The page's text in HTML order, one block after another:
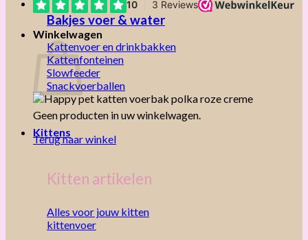
Winkelwagen
Geen producten in uw winkelwagen.
Terug naar winkel
Bakjes voer & water
Kattenvoer en drinkbakken
Kattenfonteinen
Slowfeeder
Snackvoerballen
Kittens
Kitten artikelen
Alles voor jouw kitten
kittenvoer